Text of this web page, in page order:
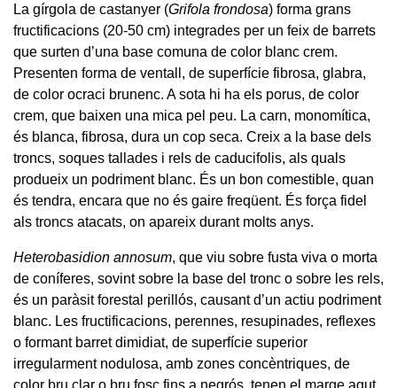
La gírgola de castanyer (Grifola frondosa) forma grans
fructificacions (20-50 cm) integrades per un feix de barrets
que surten d’una base comuna de color blanc crem.
Presenten forma de ventall, de superfície fibrosa, glabra,
de color ocraci brunenc. A sota hi ha els porus, de color
crem, que baixen una mica pel peu. La carn, monomítica,
és blanca, fibrosa, dura un cop seca. Creix a la base dels
troncs, soques tallades i rels de caducifolis, als quals
produeix un podriment blanc. És un bon comestible, quan
és tendra, encara que no és gaire freqüent. És força fidel
als troncs atacats, on apareix durant molts anys.
Heterobasidion annosum, que viu sobre fusta viva o morta
de coníferes, sovint sobre la base del tronc o sobre les rels,
és un paràsit forestal perillós, causant d’un actiu podriment
blanc. Les fructificacions, perennes, resupinades, reflexes
o formant barret dimidiat, de superfície superior
irregularment nodulosa, amb zones concèntriques, de
color bru clar o bru fosc fins a negrós, tenen el marge agut,